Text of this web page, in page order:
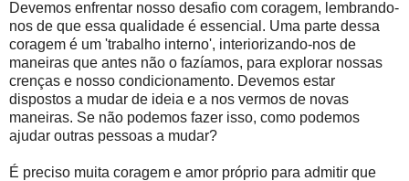
Devemos enfrentar nosso desafio com coragem, lembrando-
nos de que essa qualidade é essencial. Uma parte dessa
coragem é um 'trabalho interno', interiorizando-nos de
maneiras que antes não o fazíamos, para explorar nossas
crenças e nosso condicionamento. Devemos estar
dispostos a mudar de ideia e a nos vermos de novas
maneiras. Se não podemos fazer isso, como podemos
ajudar outras pessoas a mudar?
É preciso muita coragem e amor próprio para admitir que